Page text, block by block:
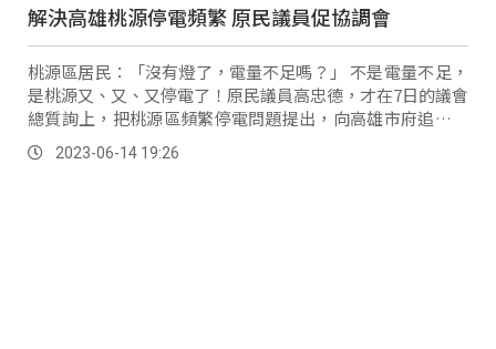
解決高雄桃源停電頻繁 原民議員促協調會
桃源區居民：「沒有燈了，電量不足嗎？」 不是電量不足，
是桃源又、又、又停電了！原民議員高忠德，才在7日的議會
總質詢上，把桃源區頻繁停電問題提出，向高雄市府追討解
方，結果在一周後，13日又再度發生停電事件，讓議員氣得
在隔天召開協調會，要台電等相關單位正視問題，並直呼若
2023-06-14 19:26